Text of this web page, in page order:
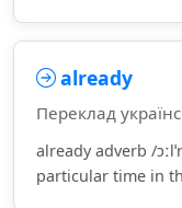
already
Переклад
already adverb /
particular time in